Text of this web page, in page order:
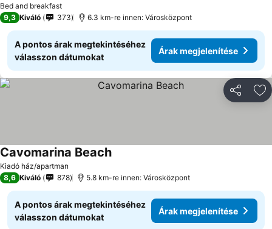
Bed and breakfast
9,3 Kiváló 373 6.3 km-re innen: Városközpont
A pontos árak megtekintéséhez
válasszon dátumokat
Árak megjelenítése
Kiadó ház/apartman
Cavomarina Beach
8,6 Kiváló 878 5.8 km-re innen: Városközpont
A pontos árak megtekintéséhez
válasszon dátumokat
Árak megjelenítése